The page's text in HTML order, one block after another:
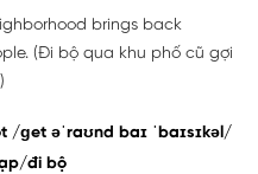
brings back
(Đi bộ qua khu phố cũ gợi
ɡet əˈraʊnd baɪ ˈbaɪsɪkəl/
đi bộ